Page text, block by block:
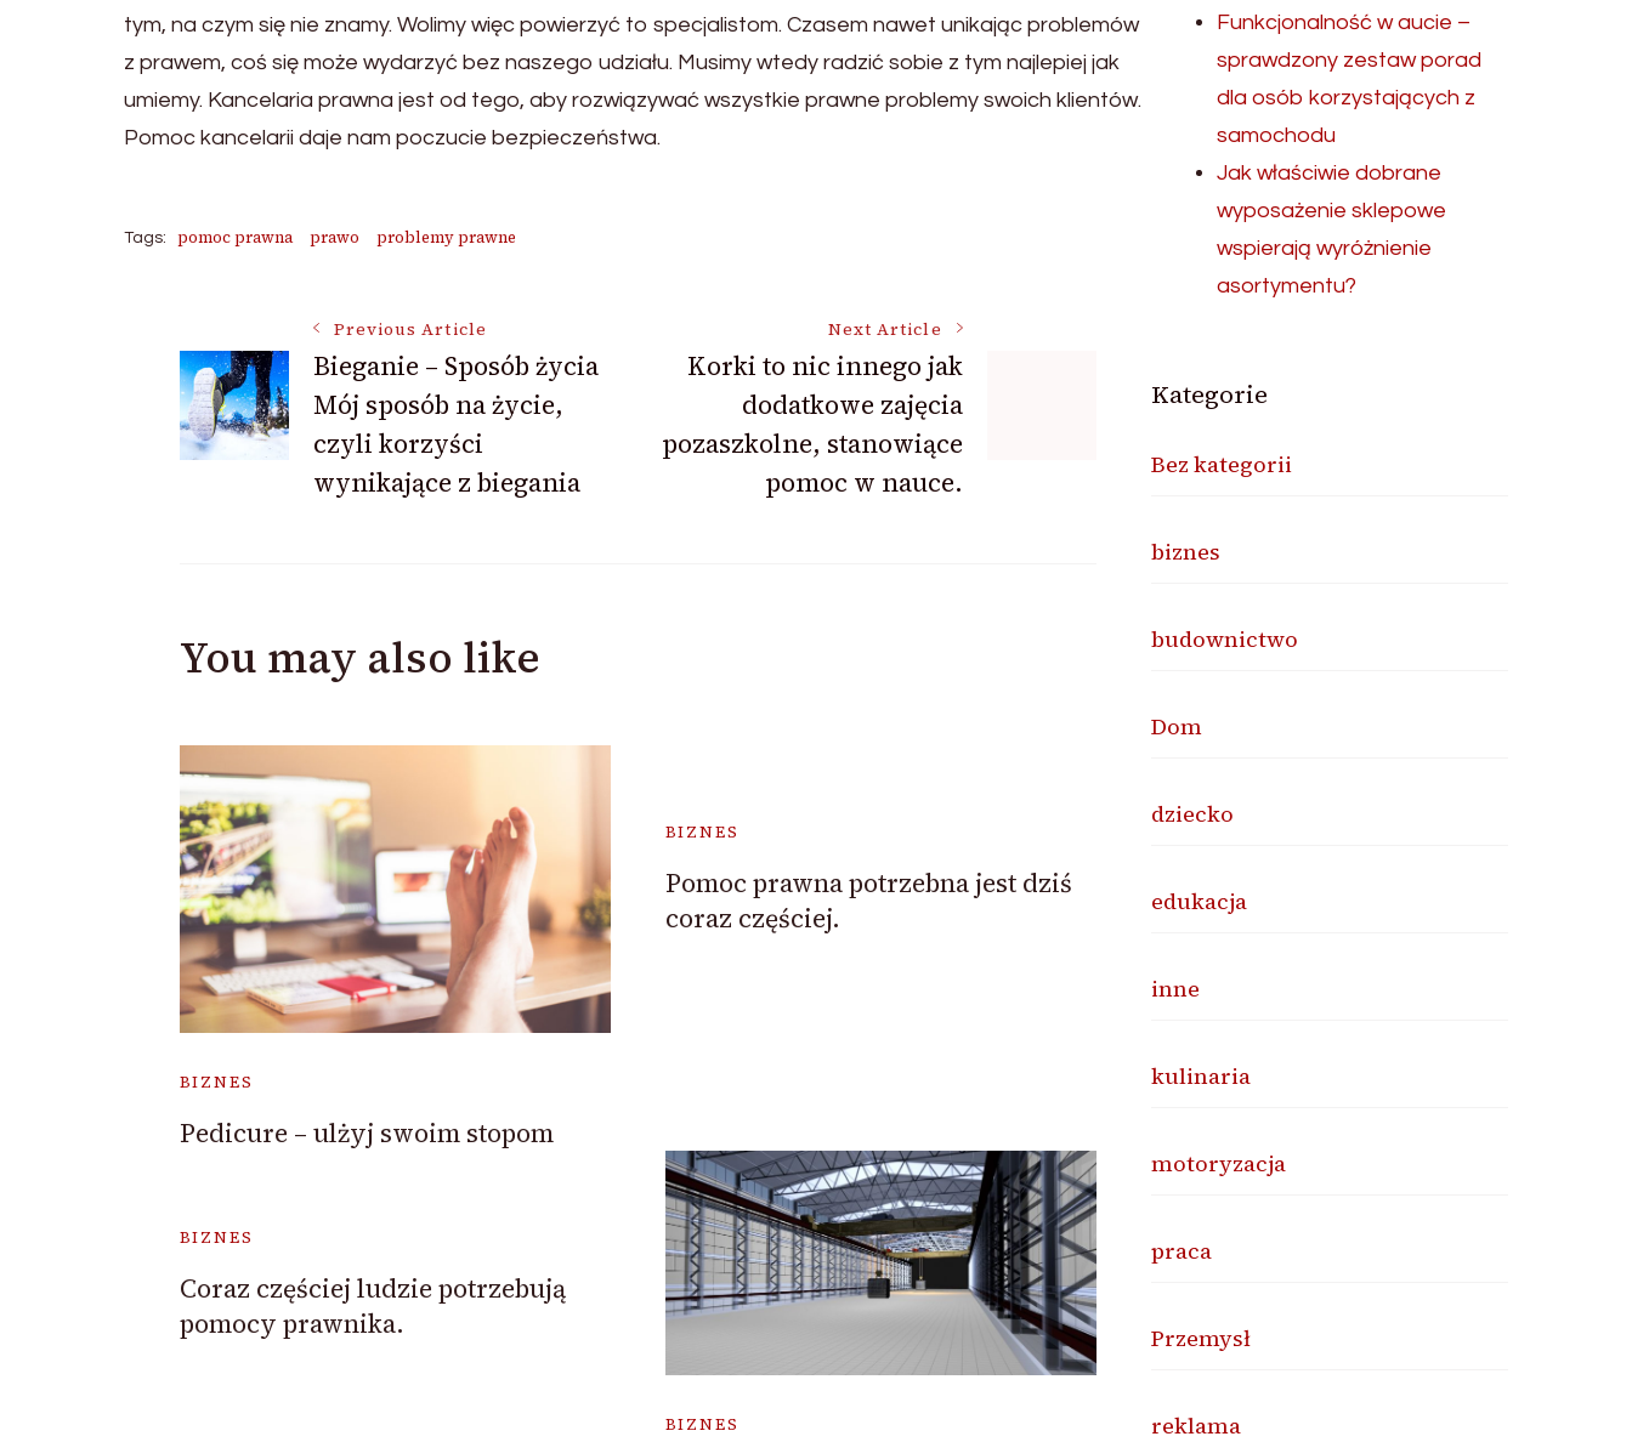
tym, na czym się nie znamy. Wolimy więc powierzyć to specjalistom. Czasem nawet unikając problemów
z prawem, coś się może wydarzyć bez naszego udziału. Musimy wtedy radzić sobie z tym najlepiej jak
umiemy. Kancelaria prawna jest od tego, aby rozwiązywać wszystkie prawne problemy swoich klientów.
Pomoc kancelarii daje nam poczucie bezpieczeństwa.
Tags: pomoc prawna prawo problemy prawne
Post
Navigation
Previous Article
Bieganie – Sposób życia
Mój sposób na życie,
czyli korzyści
wynikające z biegania
Next Article
Korki to nic innego jak
dodatkowe zajęcia
pozaszkolne, stanowiące
pomoc w nauce.
You may also like
BIZNES
Pedicure – ulżyj swoim stopom
BIZNES
Pomoc prawna potrzebna jest dziś
coraz częściej.
BIZNES
Coraz częściej ludzie potrzebują
pomocy prawnika.
BIZNES
Funkcjonalność w aucie –
sprawdzony zestaw porad
dla osób korzystających z
samochodu
Jak właściwie dobrane
wyposażenie sklepowe
wspierają wyróżnienie
asortymentu?
Kategorie
Bez kategorii
biznes
budownictwo
Dom
dziecko
edukacja
inne
kulinaria
motoryzacja
praca
Przemysł
reklama